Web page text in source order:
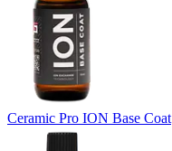
Ceramic Pro ION Base Coat